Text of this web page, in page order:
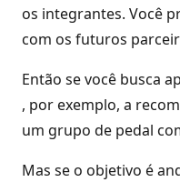
os integrantes. Você
com os futuros
Então se você busca
, por exemplo, a
um grupo de pedal
Mas se o objetivo é